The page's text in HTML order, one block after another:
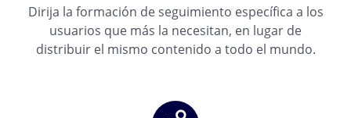
Dirija la formación de seguimiento específica a los
usuarios que más la necesitan, en lugar de
distribuir el mismo contenido a todo el mundo.